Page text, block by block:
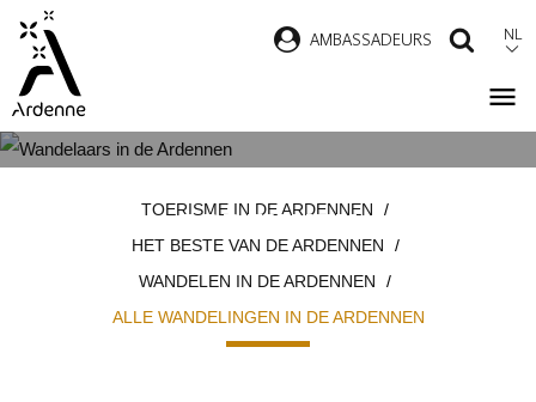
Overslaan
naar
inhoud
AMBASSADEURS NL
ARDENNEN
TOERISME IN DE ARDENNEN
HET BESTE VAN DE ARDENNEN
WANDELEN IN DE ARDENNEN
ALLE WANDELINGEN IN DE ARDENNEN